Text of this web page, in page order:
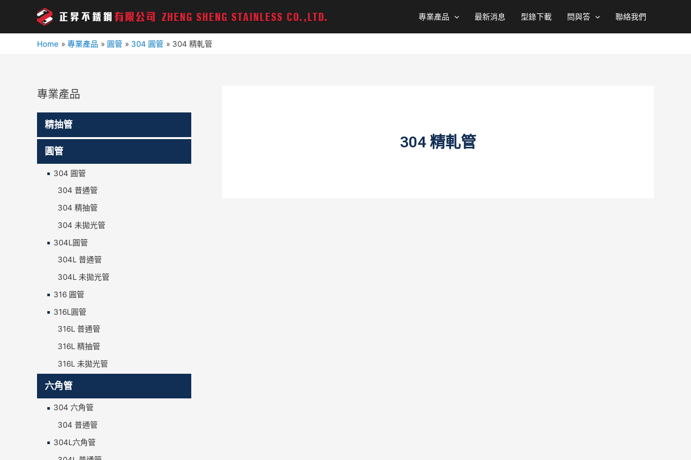
專業產品 最新消息 型錄下載 問與答 聯絡我們
Home 專業產品 圓管 304 圓管 304 精軋管
專業產品
精抽管
圓管
304 圓管
304 普通管
304 精抽管
304 未拋光管
304L圓管
304L 普通管
304L 未拋光管
316 圓管
316L圓管
316L 普通管
316L 精抽管
316L 未拋光管
六角管
304 六角管
304 普通管
304L六角管
304 精軋管